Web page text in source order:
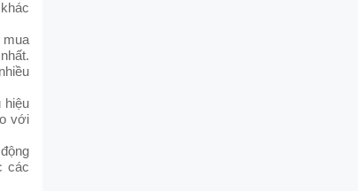
mua
hiệu
với
các